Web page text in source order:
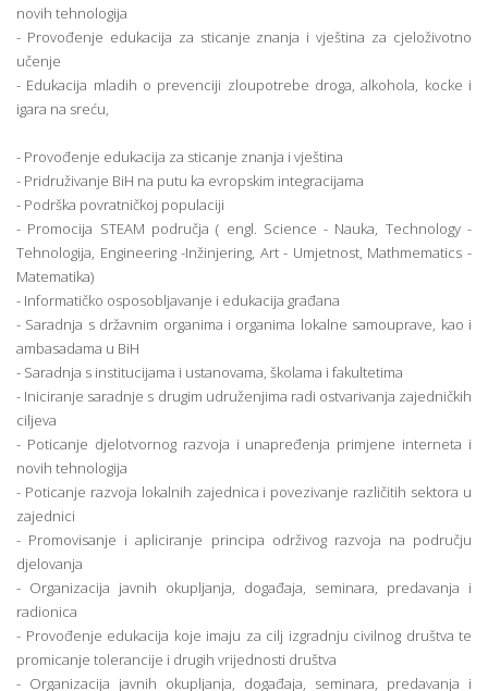
novih tehnologija
- Provođenje edukacija za sticanje znanja i vještina za cjeloživotno
učenje
- Edukacija mladih o prevenciji zloupotrebe droga, alkohola, kocke i
igara na sreću,
- Provođenje edukacija za sticanje znanja i vještina
- Pridruživanje BiH na putu ka evropskim integracijama
- Podrška povratničkoj populaciji
- Promocija STEAM područja ( engl. Science - Nauka, Technology -
Tehnologija, Engineering -Inžinjering, Art - Umjetnost, Mathmematics -
Matematika)
- Informatičko osposobljavanje i edukacija građana
- Saradnja s državnim organima i organima lokalne samouprave, kao i
ambasadama u BiH
- Saradnja s institucijama i ustanovama, školama i fakultetima
- Iniciranje saradnje s drugim udruženjima radi ostvarivanja zajedničkih
ciljeva
- Poticanje djelotvornog razvoja i unapređenja primjene interneta i
novih tehnologija
- Poticanje razvoja lokalnih zajednica i povezivanje različitih sektora u
zajednici
- Promovisanje i apliciranje principa održivog razvoja na području
djelovanja
- Organizacija javnih okupljanja, događaja, seminara, predavanja i
radionica
- Provođenje edukacija koje imaju za cilj izgradnju civilnog društva te
promicanje tolerancije i drugih vrijednosti društva
- Organizacija javnih okupljanja, događaja, seminara, predavanja i